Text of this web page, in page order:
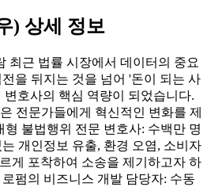
) 상세 정보
최근 법률 시장에서 데이터의 중요
을 뒤지는 것을 넘어 '돈이 되는 사
호사의 핵심 역량이 되었습니다.
전문가들에게 혁신적인 변화를 제
형 불법행위 전문 변호사: 수백만 명
개인정보 유출, 환경 오염, 소비자
게 포착하여 소송을 제기하고자 하
펌의 비즈니스 개발 담당자: 수동